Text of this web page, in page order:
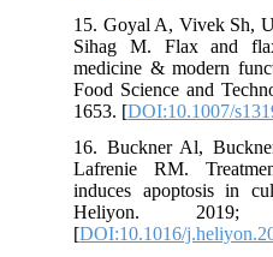
15. Goyal A, Vivek
Sihag M. Flax and
medicine & modern
Food Science and
1653. [DOI:10.1007/
16. Buckner Al,
Lafrenie RM.
induces apoptosis
Heliyon.
[DOI:10.1016/